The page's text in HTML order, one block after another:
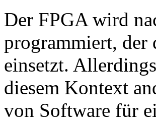
Der FPGA wird
programmiert, der
einsetzt.
diesem Kontext
von Software für